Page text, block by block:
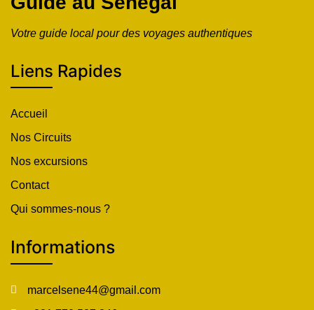
Votre guide local pour des voyages authentiques
Liens Rapides
Accueil
Nos Circuits
Nos excursions
Contact
Qui sommes-nous ?
Informations
marcelsene44@gmail.com